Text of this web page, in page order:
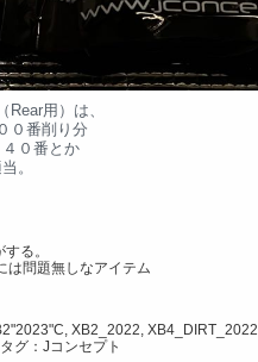
用）は、
０番削り分
０番とか
。
る。
は問題無しなアイテム
, XB2_2022, XB4_DIRT_2022
グ： Jコンセプト